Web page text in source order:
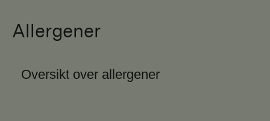
Allergener
Oversikt over allergener